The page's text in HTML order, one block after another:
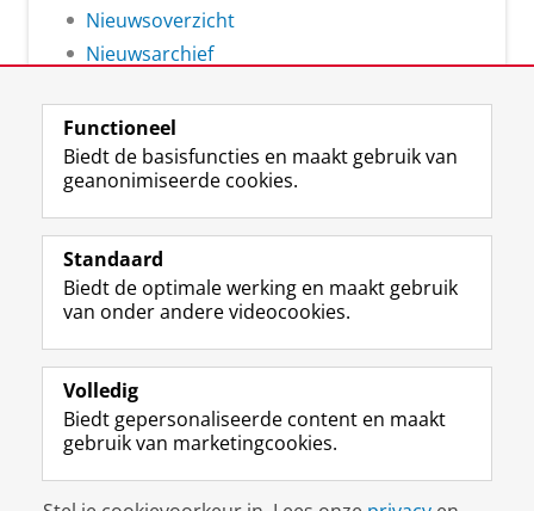
Nieuwsoverzicht
Nieuwsarchief
Volg de RUG
F
a
e
b
o
p
a
i
L
i
k
e
I
-
p
g
R
S
-
f
e
R
k
I
n
t
r
m
c
Y
o
T
e
k
a
Studiekiezers
Alumni
Over ons
Disclaimer & Copyright
Functioneel
Biedt de basisfuncties en maakt gebruik van
geanonimiseerde cookies.
Standaard
Biedt de optimale werking en maakt gebruik
van onder andere videocookies.
Volledig
Biedt gepersonaliseerde content en maakt
gebruik van marketingcookies.